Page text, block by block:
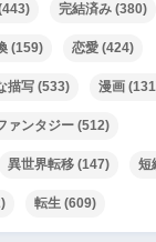
完結済み (380)
(159) 恋愛 (424)
描写 (533) 漫画
ァンタジー (512)
異世界転移 (147) 短
転生 (609)